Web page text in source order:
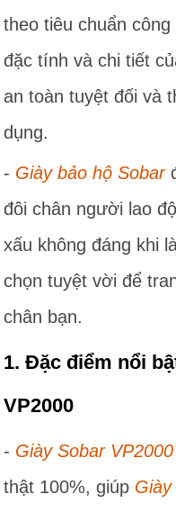
theo tiêu chuẩn
đặc tính và chi tiết
an toàn tuyệt đối và
dụng.
- Giày bảo hộ Sobar
đôi chân người lao
xấu không đáng khi
chọn tuyệt vời để
chân bạn.
1. Đặc điểm nổi
VP2000
- Giày Sobar VP2000
thật 100%, giúp